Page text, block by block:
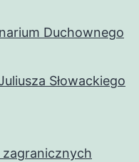
Duchownego
Słowackiego